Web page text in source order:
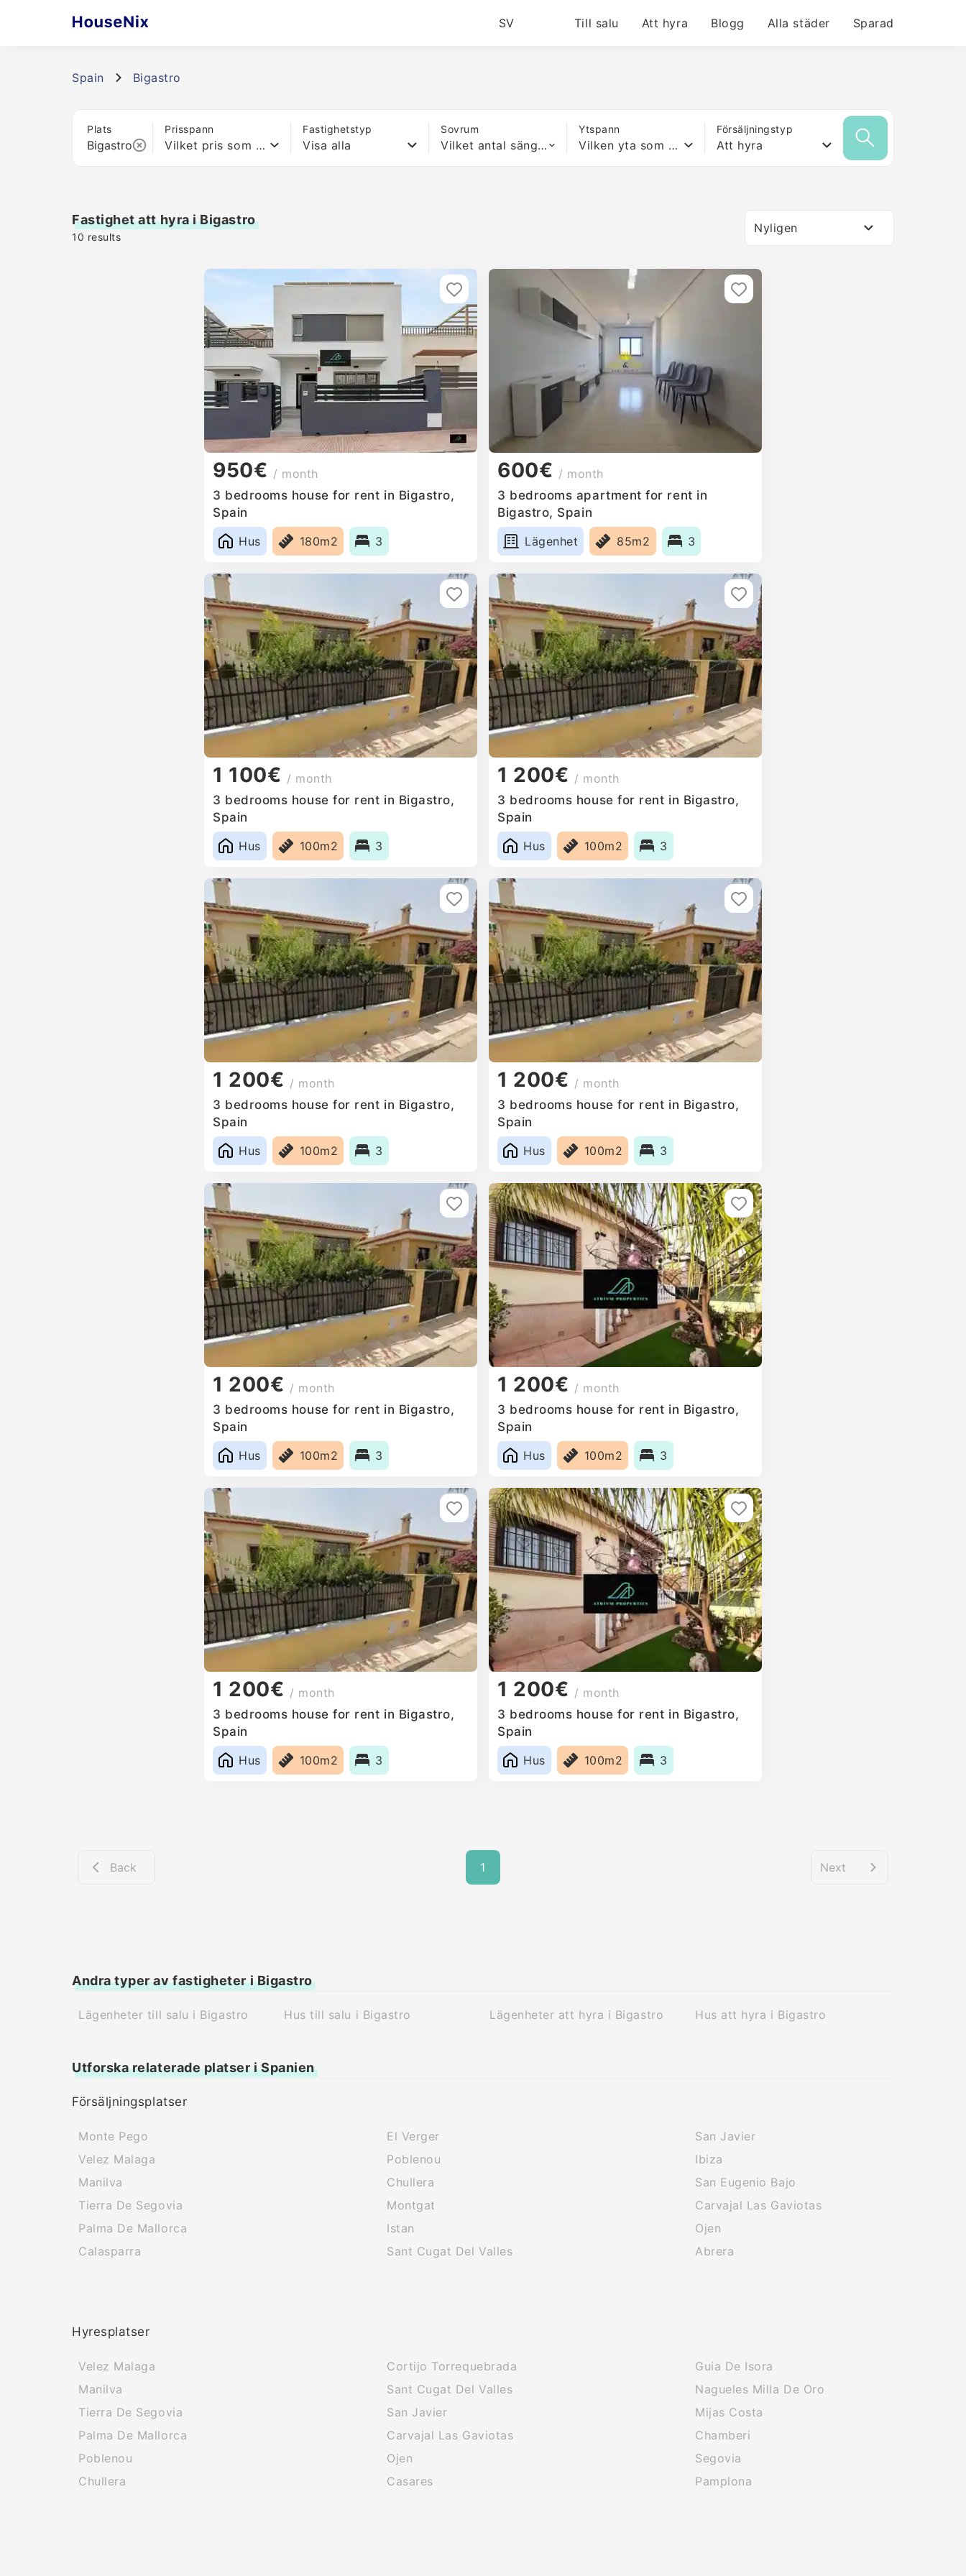
SV Till salu Att hyra Blogg Alla städer Sparad
Spain Bigastro
Plats Prisspann
Vilket pris som helst
Fastighetstyp
Visa alla
Sovrum
Vilket antal sängar som helst
Ytspann
Vilken yta som helst
Försäljningstyp
Att hyra
Fastighet att hyra i Bigastro
10 results
Nyligen
950€ / month
3 bedrooms house for rent in Bigastro,
Spain
Hus
180m2 3
600€ / month
3 bedrooms apartment for rent in
Bigastro, Spain
Lägenhet
85m2 3
1 100€ / month
3 bedrooms house for rent in Bigastro,
Spain
Hus
100m2 3
1 200€ / month
3 bedrooms house for rent in Bigastro,
Spain
Hus
100m2 3
1 200€ / month
3 bedrooms house for rent in Bigastro,
Spain
Hus
100m2 3
1 200€ / month
3 bedrooms house for rent in Bigastro,
Spain
Hus
100m2 3
1 200€ / month
3 bedrooms house for rent in Bigastro,
Spain
Hus
100m2 3
1 200€ / month
3 bedrooms house for rent in Bigastro,
Spain
Hus
100m2 3
1 200€ / month
3 bedrooms house for rent in Bigastro,
Spain
Hus
100m2 3
1 200€ / month
3 bedrooms house for rent in Bigastro,
Spain
Hus
100m2 3
Back 1 Next
Andra typer av fastigheter i Bigastro
Lägenheter till salu i Bigastro Hus till salu i Bigastro Lägenheter att hyra i Bigastro Hus att hyra i Bigastro
Utforska relaterade platser i Spanien
Försäljningsplatser
Monte Pego
Velez Malaga
Manilva
Tierra De Segovia
Palma De Mallorca
Calasparra
El Verger
Poblenou
Chullera
Montgat
Istan
Sant Cugat Del Valles
San Javier
Ibiza
San Eugenio Bajo
Carvajal Las Gaviotas
Ojen
Abrera
Hyresplatser
Velez Malaga
Manilva
Tierra De Segovia
Palma De Mallorca
Poblenou
Chullera
Cortijo Torrequebrada
Sant Cugat Del Valles
San Javier
Carvajal Las Gaviotas
Ojen
Casares
Guia De Isora
Nagueles Milla De Oro
Mijas Costa
Chamberi
Segovia
Pamplona